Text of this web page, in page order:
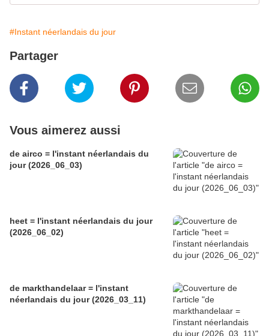
#Instant néerlandais du jour
Partager
Vous aimerez aussi
de airco = l'instant néerlandais du
jour (2026_06_03)
heet = l'instant néerlandais du jour
(2026_06_02)
de markthandelaar = l'instant
néerlandais du jour (2026_03_11)